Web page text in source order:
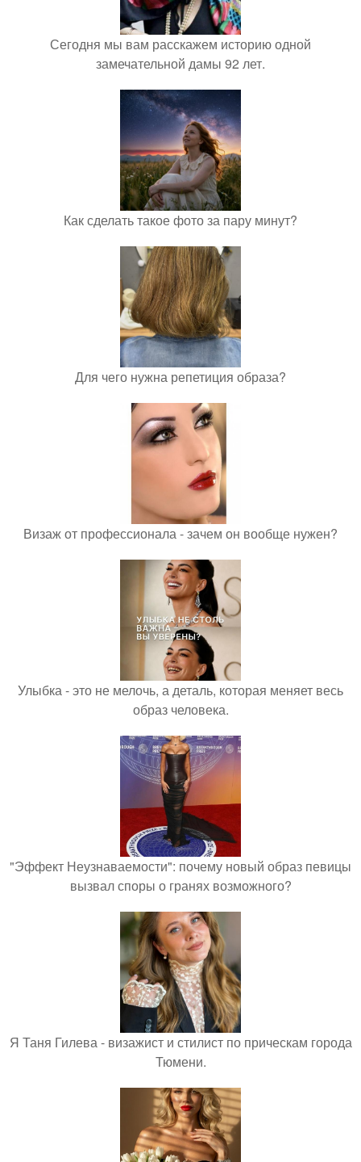
Сегодня мы вам расскажем историю одной
замечательной дамы 92 лет.
Как сделать такое фото за пару минут?
Для чего нужна репетиция образа?
Визаж от профессионала - зачем он вообще нужен?
Улыбка - это не мелочь, а деталь, которая меняет весь
образ человека.
"Эффект Неузнаваемости": почему новый образ певицы
вызвал споры о гранях возможного?
Я Таня Гилева - визажист и стилист по прическам города
Тюмени.